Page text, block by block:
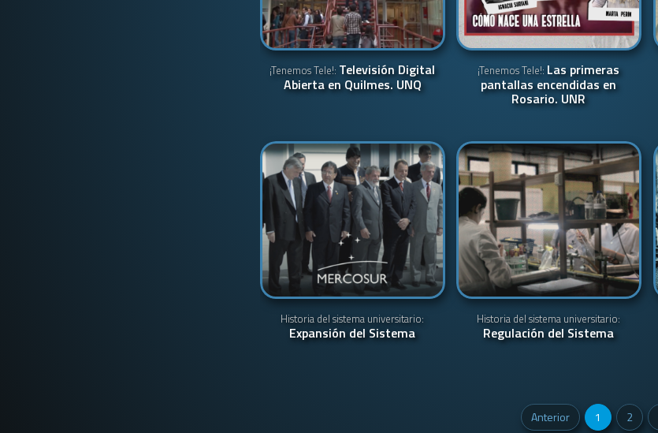
¡Tenemos Tele!: Televisión Digital
Abierta en Quilmes. UNQ
¡Tenemos Tele!: Las primeras
pantallas encendidas en
Rosario. UNR
Historia del sistema universitario:
Expansión del Sistema
Historia del sistema universitario:
Regulación del Sistema
Anterior 1 2